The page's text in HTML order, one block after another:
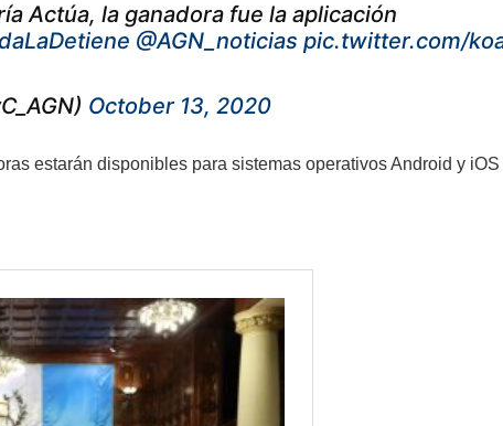
Actúa, la ganadora fue la aplicación
@AGN_noticias pic.twitter.com/
October 13, 2020
estarán disponibles para sistemas operativos Android y iOS